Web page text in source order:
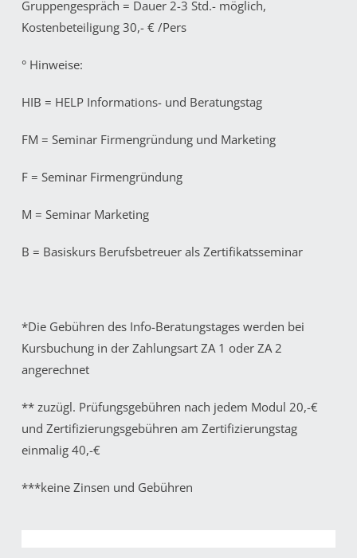
Gruppengespräch = Dauer 2-3 Std.- möglich,
Kostenbeteiligung 30,- € /Pers
° Hinweise:
HIB = HELP Informations- und Beratungstag
FM = Seminar Firmengründung und Marketing
F = Seminar Firmengründung
M = Seminar Marketing
B = Basiskurs Berufsbetreuer als Zertifikatsseminar
*Die Gebühren des Info-Beratungstages werden bei
Kursbuchung in der Zahlungsart ZA 1 oder ZA 2
angerechnet
** zuzügl. Prüfungsgebühren nach jedem Modul 20,-€
und Zertifizierungsgebühren am Zertifizierungstag
einmalig 40,-€
***keine Zinsen und Gebühren